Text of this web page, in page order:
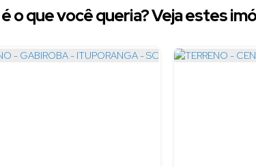
o que você queria? Veja estes